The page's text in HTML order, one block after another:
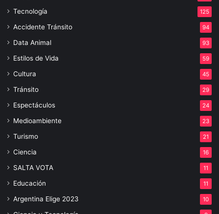
Tecnología 125
Accidente Tránsito 94
Data Animal 93
Estilos de Vida 59
Cultura 45
Tránsito 29
Espectáculos 24
Medioambiente 23
Turismo 21
Ciencia 16
SALTA VOTA 11
Educación 11
Argentina Elige 2023 10